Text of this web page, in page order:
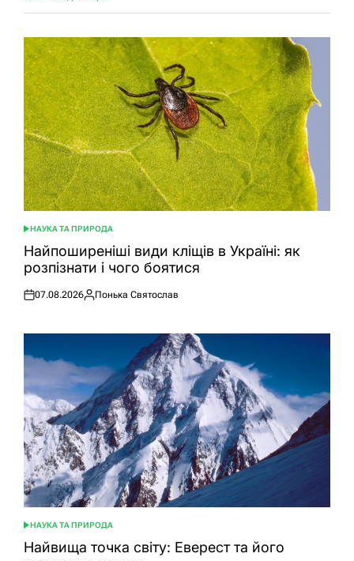
ОПУБЛІКУВАТИ
У
НАУКА ТА ПРИРОДА
Найпоширеніші види кліщів в Україні: як
розпізнати і чого боятися
Оприлюднено
07.08.2026
Опубліковано
Понька Святослав
ОПУБЛІКУВАТИ
У
НАУКА ТА ПРИРОДА
Найвища точка світу: Еверест та його